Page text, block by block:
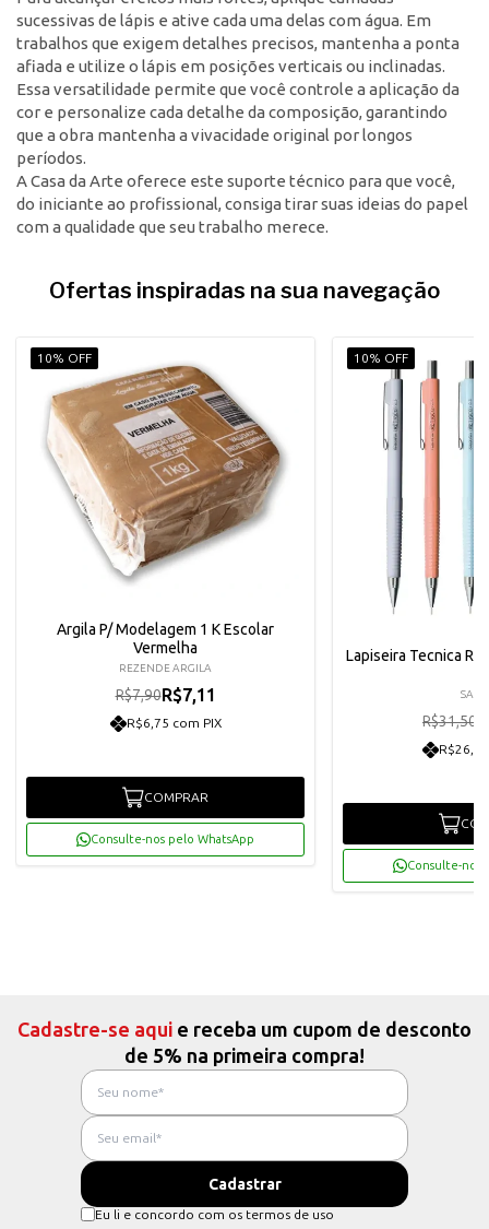
sucessivas de lápis e ative cada uma delas com água. Em
trabalhos que exigem detalhes precisos, mantenha a ponta
afiada e utilize o lápis em posições verticais ou inclinadas.
Essa versatilidade permite que você controle a aplicação da
cor e personalize cada detalhe da composição, garantindo
que a obra mantenha a vivacidade original por longos
períodos.
A Casa da Arte oferece este suporte técnico para que você,
do iniciante ao profissional, consiga tirar suas ideias do papel
com a qualidade que seu trabalho merece.
Ofertas inspiradas na sua navegação
10% OFF
Argila P/ Modelagem 1 K Escolar
Vermelha
REZENDE ARGILA
R$7,90R$7,11
R$6,75 com PIX
COMPRAR
Consulte-nos pelo WhatsApp
10% OFF
Lapiseira Tecnica
R$31,50
Consulte-nos
Cadastre-se aqui e receba um cupom de desconto
de 5% na primeira compra!
Eu li e concordo com os termos de uso